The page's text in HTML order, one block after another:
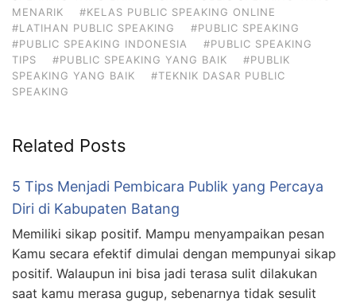
MENARIK
#KELAS PUBLIC SPEAKING ONLINE
#LATIHAN PUBLIC SPEAKING
#PUBLIC SPEAKING
#PUBLIC SPEAKING INDONESIA
#PUBLIC SPEAKING
TIPS
#PUBLIC SPEAKING YANG BAIK
#PUBLIK
SPEAKING YANG BAIK
#TEKNIK DASAR PUBLIC
SPEAKING
Related Posts
5 Tips Menjadi Pembicara Publik yang Percaya
Diri di Kabupaten Batang
Memiliki sikap positif. Mampu menyampaikan pesan
Kamu secara efektif dimulai dengan mempunyai sikap
positif. Walaupun ini bisa jadi terasa sulit dilakukan
saat kamu merasa gugup, sebenarnya tidak sesulit